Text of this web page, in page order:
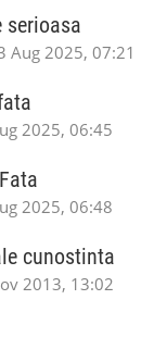
serioasa
Aug 2025, 07:21
2025, 06:45
2025, 06:48
cunostinta
2013, 13:02